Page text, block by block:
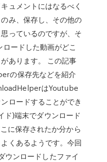
ュメントにはなるべく
み、保存し、その他の
っているのですが、そ
ードした動画がどこ
あります。 この記事
の保存先などを紹介
はYoutube
ロードすることができ
)端末でダウンロード
に保存されたか分から
くあるようです。今回
ウンロードしたファイ